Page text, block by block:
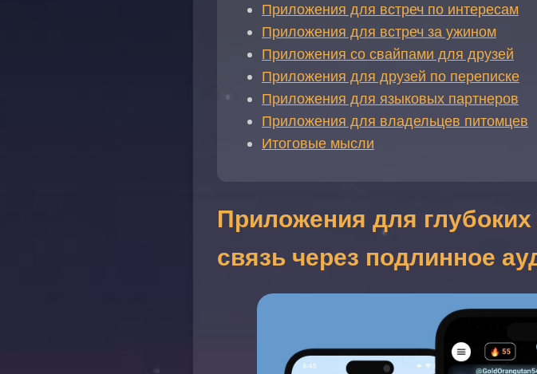
Приложения для встреч по интересам
Приложения для встреч за ужином
Приложения со свайпами для друзей
Приложения для друзей по переписке
Приложения для языковых партнеров
Приложения для владельцев питомцев
Итоговые мысли
Приложения для
связь через подлинное